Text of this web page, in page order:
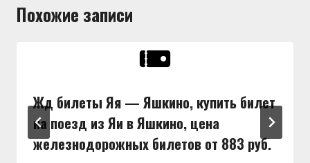
Похожие записи
Жд билеты Яя — Яшкино, купить билет
на поезд из Яи в Яшкино, цена
железнодорожных билетов от 883 руб.